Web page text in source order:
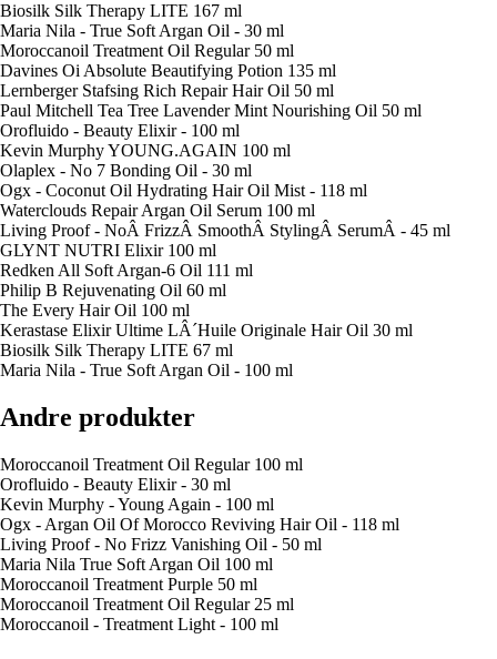
Biosilk Silk Therapy LITE 167 ml
Maria Nila - True Soft Argan Oil - 30 ml
Moroccanoil Treatment Oil Regular 50 ml
Davines Oi Absolute Beautifying Potion 135 ml
Lernberger Stafsing Rich Repair Hair Oil 50 ml
Paul Mitchell Tea Tree Lavender Mint Nourishing Oil 50 ml
Orofluido - Beauty Elixir - 100 ml
Kevin Murphy YOUNG.AGAIN 100 ml
Olaplex - No 7 Bonding Oil - 30 ml
Ogx - Coconut Oil Hydrating Hair Oil Mist - 118 ml
Waterclouds Repair Argan Oil Serum 100 ml
Living Proof - NoÂ FrizzÂ SmoothÂ StylingÂ SerumÂ - 45 ml
GLYNT NUTRI Elixir 100 ml
Redken All Soft Argan-6 Oil 111 ml
Philip B Rejuvenating Oil 60 ml
The Every Hair Oil 100 ml
Kerastase Elixir Ultime LÂ´Huile Originale Hair Oil 30 ml
Biosilk Silk Therapy LITE 67 ml
Maria Nila - True Soft Argan Oil - 100 ml
Andre produkter
Moroccanoil Treatment Oil Regular 100 ml
Orofluido - Beauty Elixir - 30 ml
Kevin Murphy - Young Again - 100 ml
Ogx - Argan Oil Of Morocco Reviving Hair Oil - 118 ml
Living Proof - No Frizz Vanishing Oil - 50 ml
Maria Nila True Soft Argan Oil 100 ml
Moroccanoil Treatment Purple 50 ml
Moroccanoil Treatment Oil Regular 25 ml
Moroccanoil - Treatment Light - 100 ml